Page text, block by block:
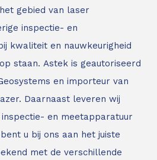
gebied van laser
inspectie- en
kwaliteit en nauwkeurigheid
staan. Astek is geautoriseerd
en importeur van
Daarnaast leveren wij
en meetapparatuur
u bij ons aan het juiste
met de verschillende